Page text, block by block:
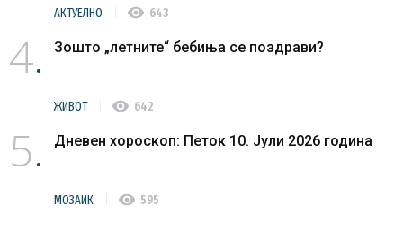
АКТУЕЛНО visibility 643
4 Зошто „летните“ бебиња се поздрави?
ЖИВОТ visibility 642
5 Дневен хороскоп: Петок 10. Јули 2026 година
МОЗАИК visibility 595